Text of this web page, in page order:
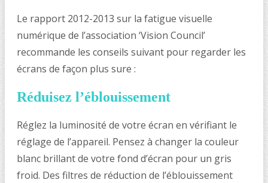
Le rapport 2012-2013 sur la fatigue visuelle
numérique de l’association ‘Vision Council’
recommande les conseils suivant pour regarder les
écrans de façon plus sure :
Réduisez l’éblouissement
Réglez la luminosité de votre écran en vérifiant le
réglage de l’appareil. Pensez à changer la couleur
blanc brillant de votre fond d’écran pour un gris
froid. Des filtres de réduction de l’éblouissement